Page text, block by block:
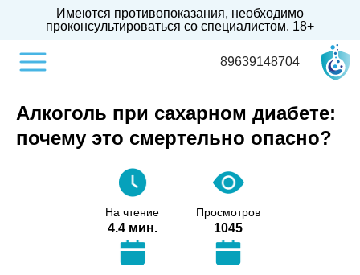
Имеются противопоказания, необходимо
проконсультироваться со специалистом. 18+
89639148704
Алкоголь при сахарном диабете:
почему это смертельно опасно?
На чтение
4.4 мин.
Просмотров
1045